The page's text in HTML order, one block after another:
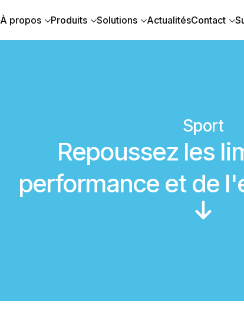
À propos Produits Solutions ActualitésContact
Sport
Repoussez les
performance et de